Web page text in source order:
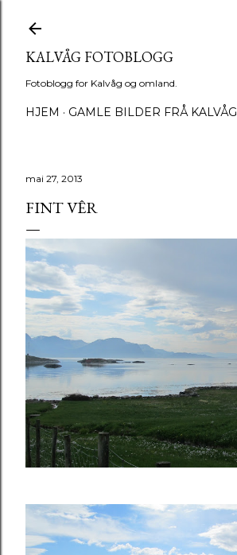
KALVÅG FOTOBLOGG
Fotoblogg for Kalvåg og omland.
HJEM GAMLE BILDER FRÅ KALVÅG
mai 27, 2013
FINT VÊR